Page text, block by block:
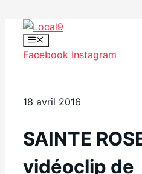
Aller
contenu
Menu
Facebook Instagram
18 avril 2016
SAINTE
vidéoclip de